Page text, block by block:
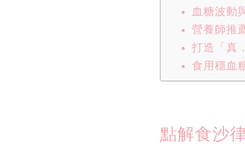
血糖波動
營養師推
打造「真
食用穩血
點解食沙